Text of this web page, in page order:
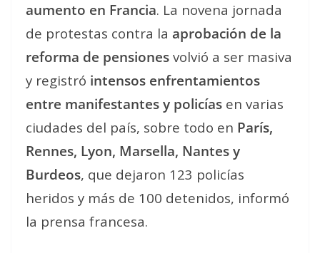
aumento en Francia. La novena jornada
de protestas contra la aprobación de la
reforma de pensiones volvió a ser masiva
y registró intensos enfrentamientos
entre manifestantes y policías en varias
ciudades del país, sobre todo en París,
Rennes, Lyon, Marsella, Nantes y
Burdeos, que dejaron 123 policías
heridos y más de 100 detenidos, informó
la prensa francesa.